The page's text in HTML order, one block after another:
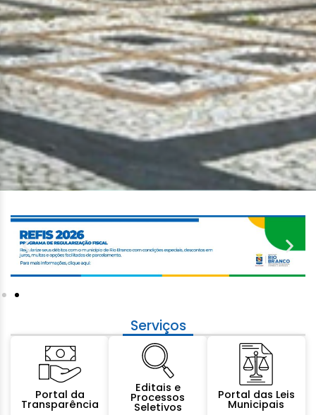
Serviços
Portal da
Transparência
Editais e
Processos
Seletivos
Portal das Leis
Municipais